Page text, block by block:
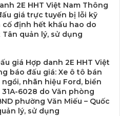
2E HHT Việt Nam Thông
giá trực tuyến bị lỗi kỹ
định hết khấu hao do
quản lý, sử dụng
giá Hợp danh 2E HHT Việt
báo đấu giá: Xe ô tô bán
nhãn hiệu Ford, biển
6028 do Văn phòng
phường Văn Miếu – Quốc
lý, sử dụng